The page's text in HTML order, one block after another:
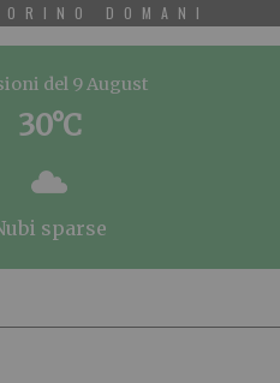
DOMANI
del 9 August
30°C
nubi sparse